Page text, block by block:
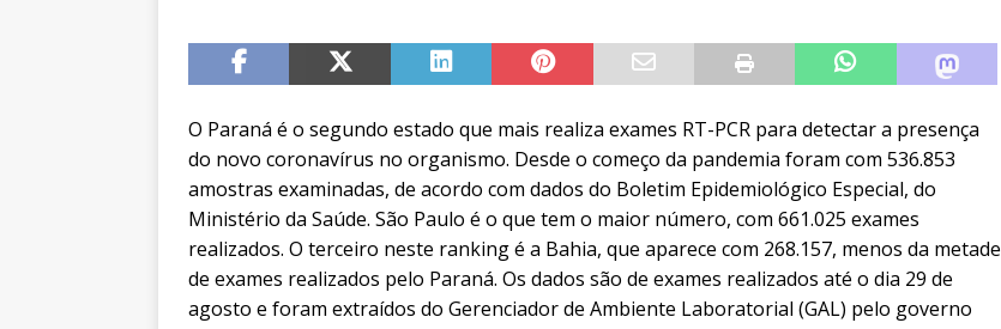
O Paraná é o segundo estado que mais realiza exames RT-PCR para detectar a presença
do novo coronavírus no organismo. Desde o começo da pandemia foram com 536.853
amostras examinadas, de acordo com dados do Boletim Epidemiológico Especial, do
Ministério da Saúde. São Paulo é o que tem o maior número, com 661.025 exames
realizados. O terceiro neste ranking é a Bahia, que aparece com 268.157, menos da metade
de exames realizados pelo Paraná. Os dados são de exames realizados até o dia 29 de
agosto e foram extraídos do Gerenciador de Ambiente Laboratorial (GAL) pelo governo